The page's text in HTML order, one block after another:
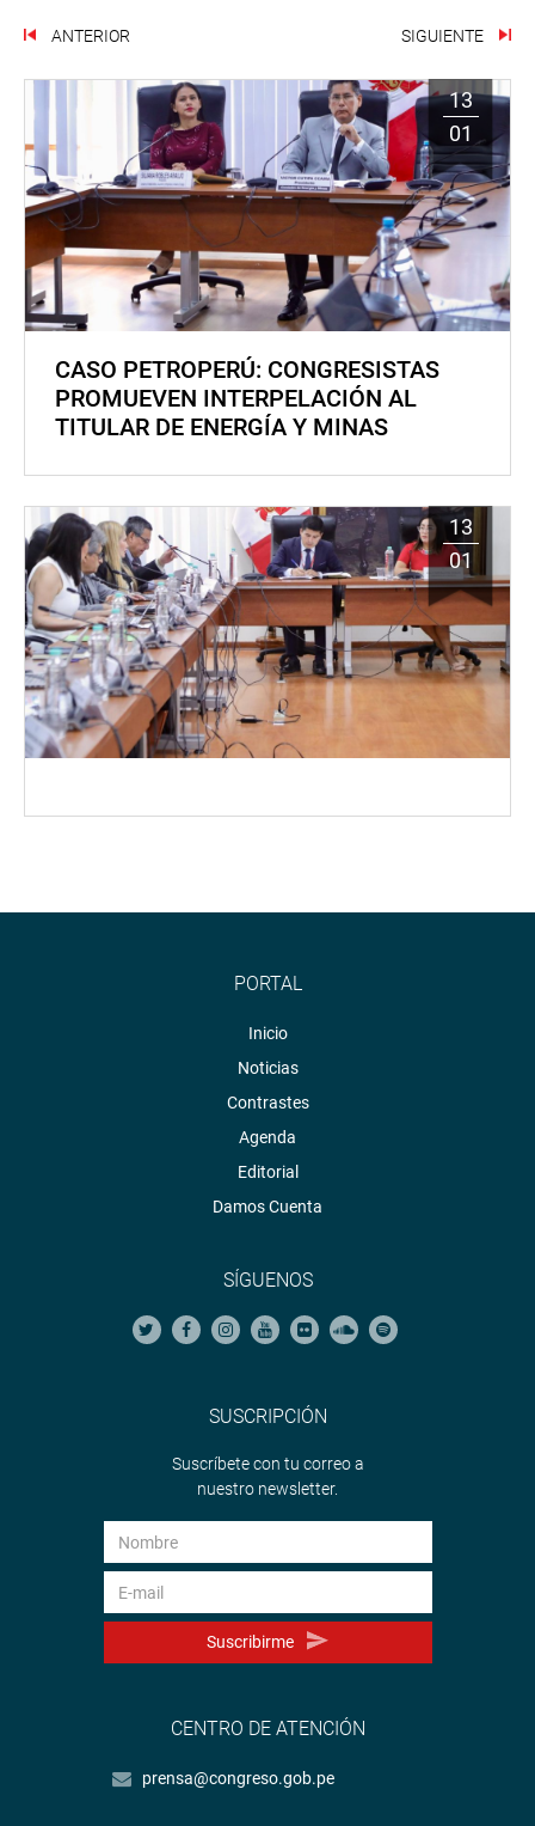
ANTERIOR SIGUIENTE
13
01
CASO PETROPERÚ: CONGRESISTAS
PROMUEVEN INTERPELACIÓN AL
TITULAR DE ENERGÍA Y MINAS
13
01
PORTAL
Inicio
Noticias
Contrastes
Agenda
Editorial
Damos Cuenta
SÍGUENOS
SUSCRIPCIÓN
Suscríbete con tu correo a
nuestro newsletter.
Suscribirme
CENTRO DE ATENCIÓN
prensa@congreso.gob.pe